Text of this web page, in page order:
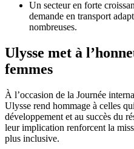
Un secteur en forte
demande en transport
nombreuses.
Ulysse met à
femmes
À l’occasion de la Journée
Ulysse rend hommage à celles
développement et au succès du
leur implication renforcent la
plus inclusive.